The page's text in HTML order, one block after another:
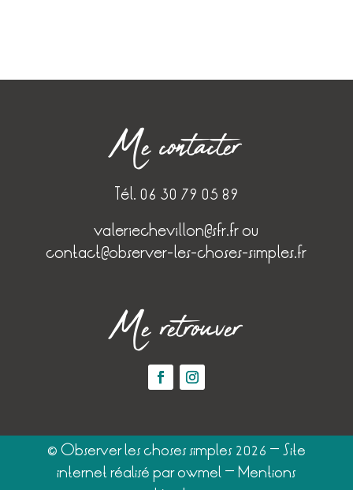
Me contacter
Tél. 06 30 79 05 89
valeriechevillon@sfr.frou
contact@observer-les-choses-simples.fr
Me retrouver
© Observer les choses simples 2026 – Site
internet réalisé parowmel–Mentions